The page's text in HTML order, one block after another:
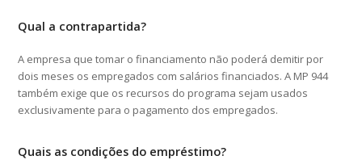
Qual a contrapartida?
A empresa que tomar o financiamento não poderá demitir por
dois meses os empregados com salários financiados. A MP 944
também exige que os recursos do programa sejam usados
exclusivamente para o pagamento dos empregados.
Quais as condições do empréstimo?